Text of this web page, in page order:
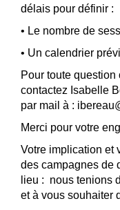
délais pour définir :
• Le nombre de
• Un calendrier
Pour toute question
contactez Isabelle
par mail à :
Merci pour votre
Votre implication et
des campagnes de
lieu : nous tenions
et à vous souhaiter